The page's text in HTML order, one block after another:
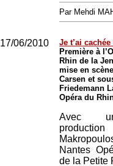
Par Mehdi
17/06/2010
Je t’ai
Première à
Rhin de la
mise en
Carsen et
Friedemann
Opéra du
Avec
Nantes
de la Petite